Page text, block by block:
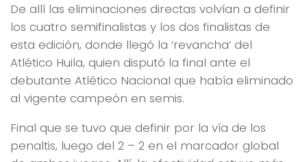
De allí las eliminaciones directas volvían a definir
los cuatro semifinalistas y los dos finalistas de
esta edición, donde llegó la ‘revancha’ del
Atlético Huila, quien disputó la final ante el
debutante Atlético Nacional que había eliminado
al vigente campeón en semis.
Final que se tuvo que definir por la vía de los
penaltis, luego del 2 – 2 en el marcador global